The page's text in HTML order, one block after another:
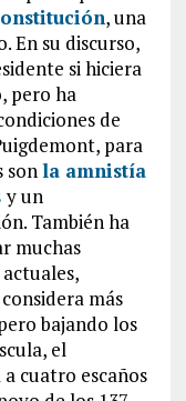
, una
En su discurso,
si hiciera
pero ha
de
para
sonla amnistía
y un
También ha
muchas
más
bajando los
el
cuatro escaños